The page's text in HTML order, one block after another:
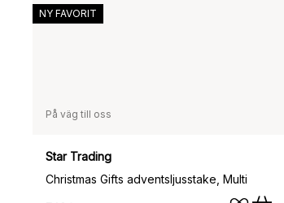
På väg till oss
Star Trading
Christmas Gifts adventsljusstake, Multi
NY FAVORIT